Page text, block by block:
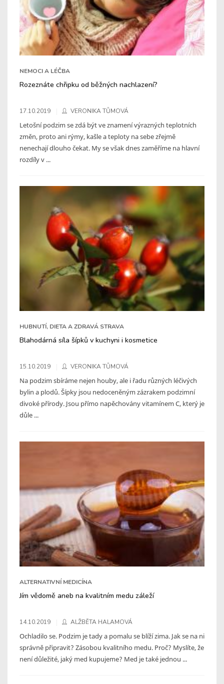
NEMOCI A LÉČBA
Rozeznáte chřipku od běžných nachlazení?
17.10.2019 VERONIKA TŮMOVÁ
Letošní podzim se zdá být ve znamení výrazných teplotních
změn, proto ani rýmy, kašle a teploty na sebe zřejmě
nenechají dlouho čekat. My se však dnes zaměříme na hlavní
rozdíly v ...
HUBNUTÍ, DIETA A ZDRAVÁ STRAVA
Blahodárná síla šípků v kuchyni i kosmetice
15.10.2019 VERONIKA TŮMOVÁ
Na podzim sbíráme nejen houby, ale i řadu různých léčivých
bylin a plodů. Šípky jsou nedoceněným zázrakem podzimní
divoké přírody. Jsou přímo napěchovány vitamínem C, který je
důle ...
ALTERNATIVNÍ MEDICÍNA
Jím vědomě aneb na kvalitním medu záleží
14.10.2019 ALŽBĚTA HALAMOVÁ
Ochladilo se. Podzim je tady a pomalu se blíží zima. Jak se na ni
správně připravit? Zásobou kvalitního medu. Proč? Myslíte, že
není důležité, jaký med kupujeme? Med je také jednou ...